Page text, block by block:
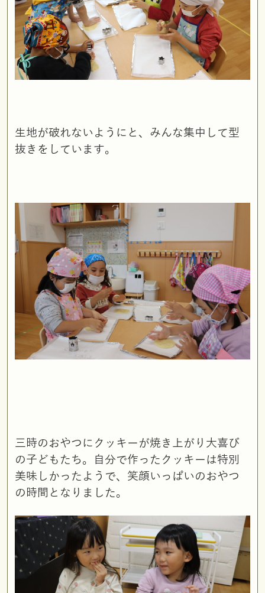
生地が破れないようにと、みんな集中して型
抜きをしています。
三時のおやつにクッキーが焼き上がり大喜び
の子どもたち。自分で作ったクッキーは特別
美味しかったようで、笑顔いっぱいのおやつ
の時間となりました。